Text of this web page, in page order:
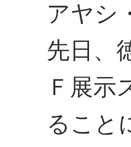
アヤシ
先日、
Ｆ展示
ること